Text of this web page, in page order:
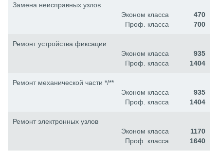
Замена неисправных узлов
Эконом класса
Проф. класса
470
700
Ремонт устройства фиксации
Эконом класса
Проф. класса
935
1404
Ремонт механической части */**
Эконом класса
Проф. класса
935
1404
Ремонт электронных узлов
Эконом класса
Проф. класса
1170
1640